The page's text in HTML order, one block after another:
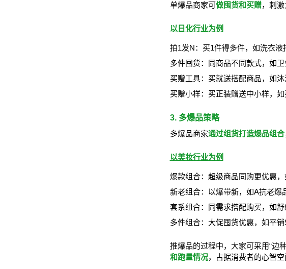
单爆品商家可做囤货和买赠，刺激
以日化行业为例
拍1发N：买1件得多件，如洗衣液
多件囤货：同商品不同款式，如
买赠工具：买就送搭配商品，如
买赠小样：买正装赠送中小样，
3. 多爆品策略
多爆品商家通过组货打造爆品组合
以美妆行业为例
爆款组合：超级商品同购更优惠
新老组合：以爆带新，如A抗老爆
套系组合：同需求搭配购买，如
多件组合：大促囤货优惠，如平
推爆品的过程中，大家可采用“边
和跑量情况，占据消费者的心智空